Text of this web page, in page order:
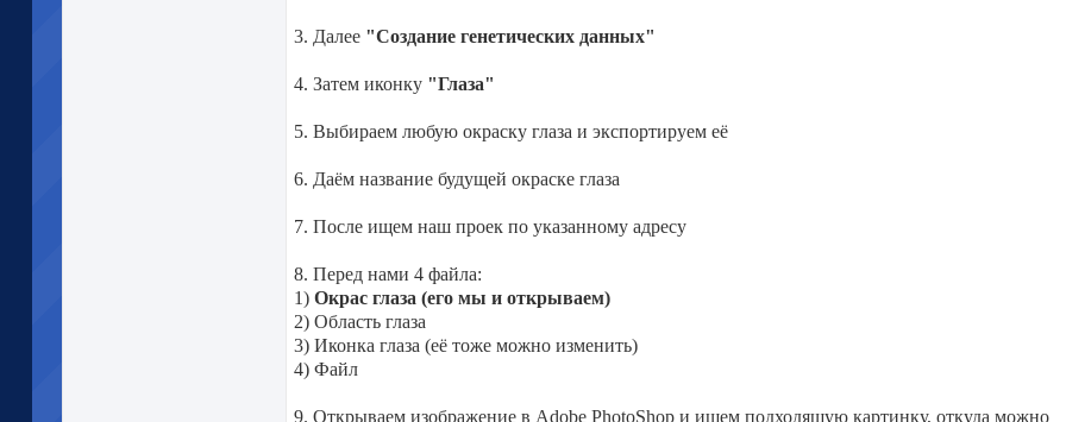
3. Далее "Создание генетических данных"
4. Затем иконку "Глаза"
5. Выбираем любую окраску глаза и экспортируем её
6. Даём название будущей окраске глаза
7. После ищем наш проек по указанному адресу
8. Перед нами 4 файла:
1) Окрас глаза (его мы и открываем)
2) Область глаза
3) Иконка глаза (её тоже можно изменить)
4) Файл
9. Открываем изображение в Adobe PhotoShop и ищем подходящую картинку, откуда можно